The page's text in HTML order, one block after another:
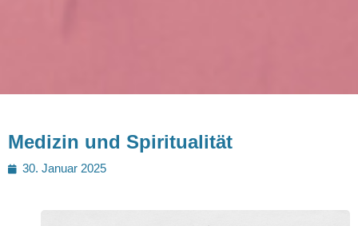
Medizin und Spiritualität
Posted
30. Januar 2025